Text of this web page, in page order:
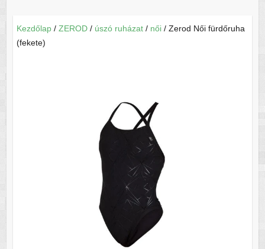
Kezdőlap/ ZEROD/ úszó ruházat/ női/ Zerod Női fürdőruha
(fekete)